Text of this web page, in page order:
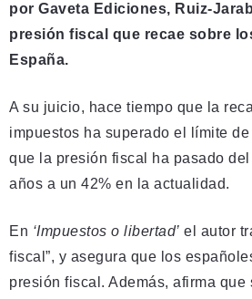
por Gaveta Ediciones, Ruiz-
presión fiscal que recae sobre
España.
A su juicio, hace tiempo que la
impuestos ha superado el límite
que la presión fiscal ha pasado
años a un 42% en la actualidad.
En ‘Impuestos o libertad’ el autor
fiscal”, y asegura que los
presión fiscal. Además, afirma